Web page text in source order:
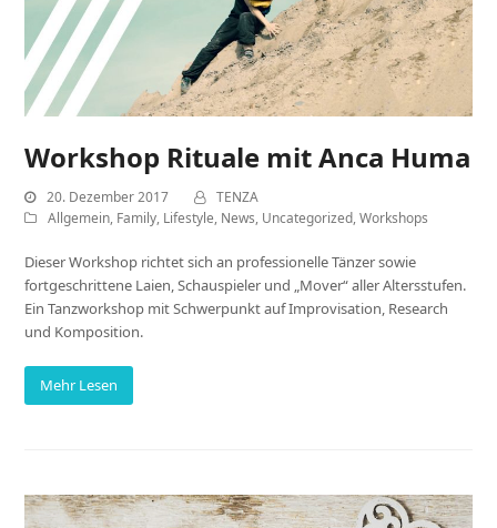
Workshop Rituale mit Anca Huma
20. Dezember 2017
TENZA
Allgemein, Family, Lifestyle, News, Uncategorized,Workshops
Dieser Workshop richtet sich an professionelle Tänzer sowie
fortgeschrittene Laien, Schauspieler und „Mover“ aller Altersstufen.
Ein Tanzworkshop mit Schwerpunkt auf Improvisation, Research
und Komposition.
Mehr Lesen